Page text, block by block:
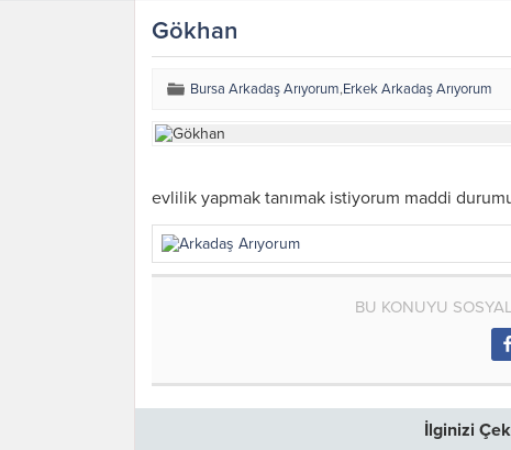
Gökhan
Bursa Arkadaş Arıyorum,Erkek Arkadaş Arıyorum
evlilik yapmak tanımak istiyorum maddi
BU KONUYU
İlginizi